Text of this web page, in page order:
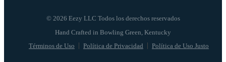
© 2026 Eezy LLC Todos los derechos reservados
Términos de Uso Política de Privacidad Política de Uso Justo